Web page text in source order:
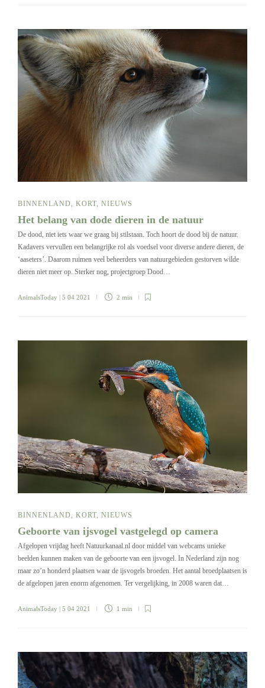
BINNENLAND KORT NIEUWS
Het belang van dode dieren in de natuur
De dood, niet iets waar we graag bij stilstaan. Toch hoort de dood bij de natuur.
Kadavers vervullen een belangrijke rol als voedsel voor diverse andere dieren, de
‘aaseters’. Daarom ruimen veel beheerders van natuurgebieden gestorven wilde
dieren niet meer op. Sterker nog, projectgroep Dood…
AnimalsToday | 5 04 2021 2 min
BINNENLAND, KORT, NIEUWS
Geboorte van ijsvogel vastgelegd op camera
Afgelopen vrijdag heeft Natuurkanaal.nl door middel van webcams unieke
beelden kunnen maken van de geboorte van een ijsvogel. In Nederland zijn nog
maar zo’n honderd plaatsen waar de ijsvogels broeden. Het aantal broedplaatsen is
de afgelopen jaren enorm afgenomen. Ter vergelijking, in 2008 waren dat…
AnimalsToday | 5 04 2021 1 min